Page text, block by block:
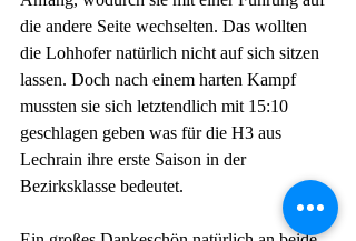
die andere Seite wechselten. Das wollten
die Lohhofer natürlich nicht auf sich sitzen
lassen. Doch nach einem harten Kampf
mussten sie sich letztendlich mit 15:10
geschlagen geben was für die H3 aus
Lechrain ihre erste Saison in der
Bezirksklasse bedeutet.